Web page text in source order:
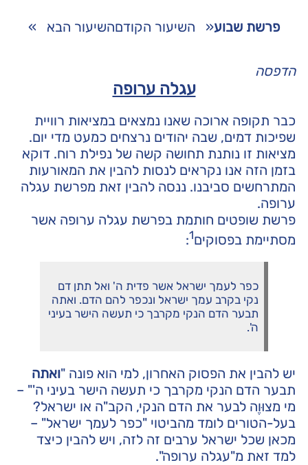
פרשת שבוע« השיעור הקודםהשיעור הבא »
הדפסה
עגלה ערופה
כבר תקופה ארוכה שאנו נמצאים במציאות רוויית
שפיכות דמים, שבה יהודים נרצחים כמעט מדי יום.
מציאות זו נותנת תחושה קשה של נפילת רוח. דוקא
בזמן הזה אנו נקראים לנסות להבין את המאורעות
המתרחשים סביבנו. ננסה להבין זאת מפרשת עגלה
ערופה.
פרשת שופטים חותמת בפרשת עגלה ערופה אשר
מסתיימת בפסוקים1
:
כפר לעמך ישראל אשר פדית ה' ואל תתן דם
נקי בקרב עמך ישראל ונכפר להם הדם. ואתה
תבער הדם הנקי מקרבך כי תעשה הישר בעיני
ה'.
יש להבין את הפסוק האחרון, למי הוא פונה "ואתה
תבער הדם הנקי מקרבך כי תעשה הישר בעיני ה'" –
מי מצוּוֶה לבער את הדם הנקי, הקב"ה או ישראל?
בעל-הטורים לומד מהביטוי "כפר לעמך ישראל" –
מכאן שכל ישראל ערבים זה לזה, ויש להבין כיצד
למד זאת מ"עגלה ערופה".